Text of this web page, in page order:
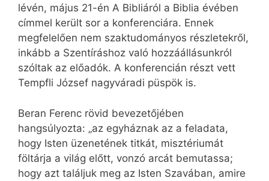
lévén, május 21-én A Bibliáról a Biblia évében
címmel került sor a konferenciára. Ennek
megfelelően nem szaktudományos részletekről,
inkább a Szentíráshoz való hozzáállásunkról
szóltak az előadók. A konferencián részt vett
Tempfli József nagyváradi püspök is.
Beran Ferenc rövid bevezetőjében
hangsúlyozta: „az egyháznak az a feladata,
hogy Isten üzenetének titkát, misztériumát
föltárja a világ előtt, vonzó arcát bemutassa;
hogy azt találjuk meg az Isten Szavában, amire